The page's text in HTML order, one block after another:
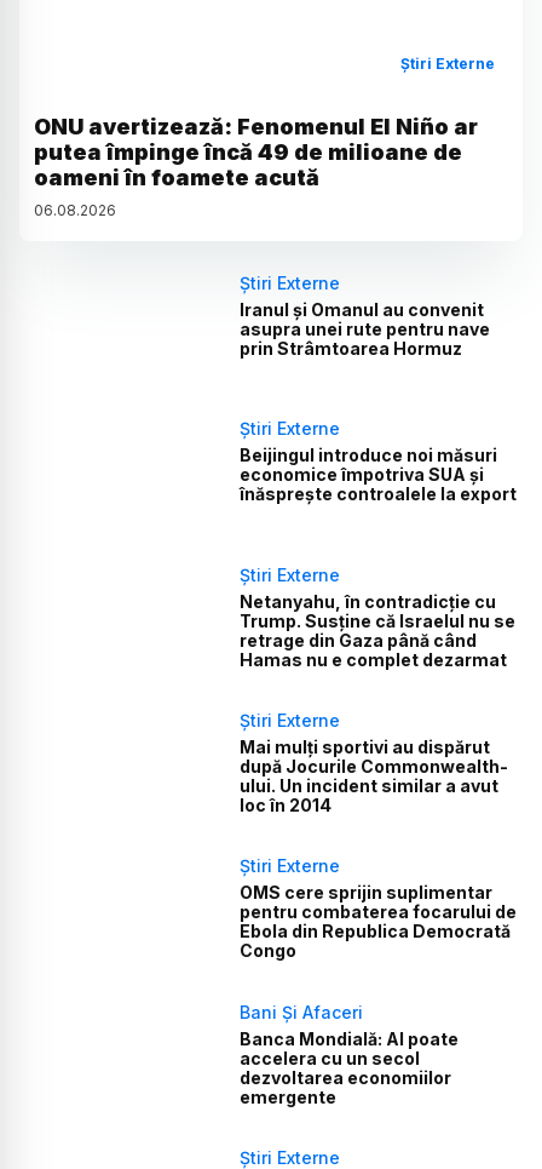
Știri Externe
ONU avertizează: Fenomenul El Niño ar
putea împinge încă 49 de milioane de
oameni în foamete acută
06.08.2026
Știri Externe
Iranul și Omanul au convenit
asupra unei rute pentru nave
prin Strâmtoarea Hormuz
Știri Externe
Beijingul introduce noi măsuri
economice împotriva SUA și
înăsprește controalele la export
Știri Externe
Netanyahu, în contradicție cu
Trump. Susține că Israelul nu se
retrage din Gaza până când
Hamas nu e complet dezarmat
Știri Externe
Mai mulți sportivi au dispărut
după Jocurile Commonwealth-
ului. Un incident similar a avut
loc în 2014
Știri Externe
OMS cere sprijin suplimentar
pentru combaterea focarului de
Ebola din Republica Democrată
Congo
Bani Și Afaceri
Banca Mondială: AI poate
accelera cu un secol
dezvoltarea economiilor
emergente
Știri Externe